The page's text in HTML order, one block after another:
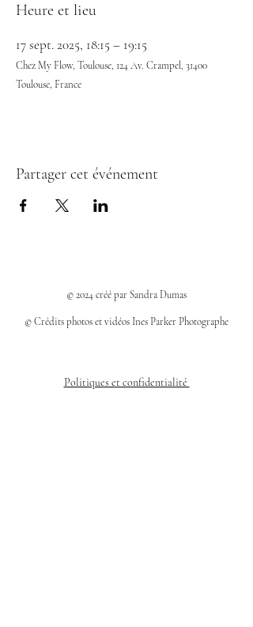
Heure et lieu
17 sept. 2025, 18:15 – 19:15
Chez My Flow, Toulouse, 124 Av. Crampel, 31400
Toulouse, France
Partager cet événement
© 2024 créé par Sandra Dumas
© Crédits photos et vidéos Ines Parker Photographe
Politiques et confidentialité